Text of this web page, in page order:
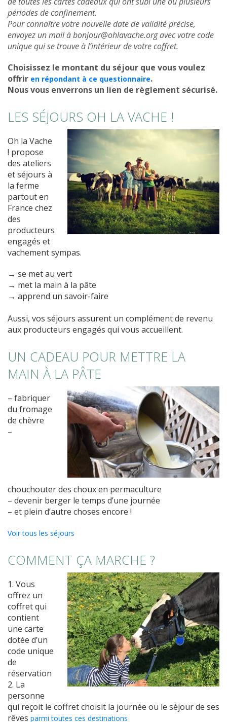
périodes de confinement.
Pour connaître votre nouvelle date de validité précise,
envoyez un mail à bonjour@ohlavache.org avec votre code
unique qui se trouve à l’intérieur de votre coffret.
Choisissez le montant du séjour que vous voulez
offrir en répondant à ce questionnaire.
Nous vous enverrons un lien de règlement sécurisé.
LES SÉJOURS OH LA VACHE !
Oh la Vache
! propose
des ateliers
et séjours à
la ferme
partout en
France chez
des
producteurs
engagés et
vachement sympas.
→ se met au vert
→ met la main à la pâte
→ apprend un savoir-faire
Aussi, vos séjours assurent un complément de revenu
aux producteurs engagés qui vous accueillent.
UN CADEAU POUR METTRE LA
MAIN À LA PÂTE
– fabriquer
du fromage
de chèvre
–
chouchouter des choux en permaculture
– devenir berger le temps d’une journée
– et plein d’autre choses encore !
Voir tous les séjours
COMMENT ÇA MARCHE ?
1. Vous
offrez un
coffretqui
contient
une carte
dotée d’un
code unique
de
réservation
2. La
personne
qui reçoit le coffretchoisit la journée ou le séjour de ses
rêves parmi toutes ces destinations